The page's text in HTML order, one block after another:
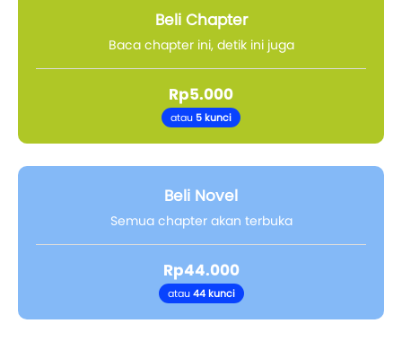
Beli Chapter
Baca chapter ini, detik ini juga
Rp5.000
atau 5 kunci
Beli Novel
Semua chapter akan terbuka
Rp44.000
atau44 kunci